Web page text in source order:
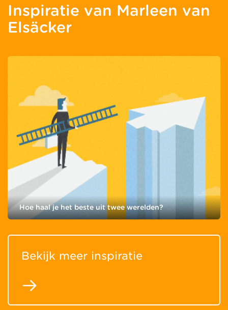
Inspiratie van Marleen van
Elsäcker
Hoe haal je het beste uit twee werelden?
Bekijk meer inspiratie